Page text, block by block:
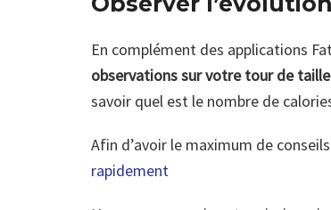
En complément des applications
observations sur votre tour de taille
savoir quel est le nombre de
Afin d’avoir le maximum de
rapidement